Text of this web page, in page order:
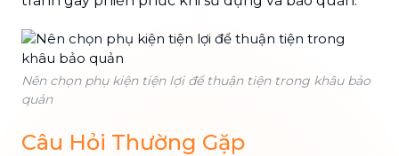
Nên chọn phụ kiện tiện lợi để thuận tiện trong khâu bảo
quản
Câu Hỏi Thường Gặp